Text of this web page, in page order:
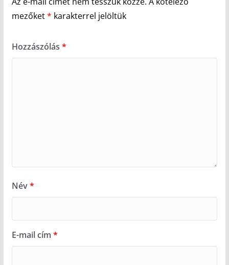
mezőket* karakterrel jelöltük
Hozzászólás *
Név*
E-mail cím *